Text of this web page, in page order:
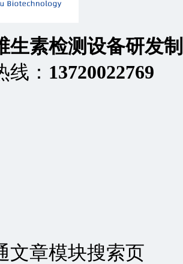
生素检测设备研发
： 13720022769
文章模块搜索页